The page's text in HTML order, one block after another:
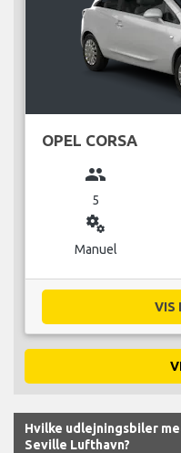
OPEL CORSA
group
5
miscellaneous_services
Manuel
VIS
Hvilke udlejningsbiler
Seville Lufthavn?